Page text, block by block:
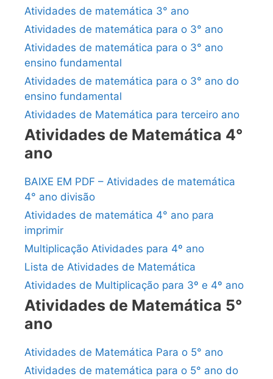
Atividades de matemática 3° ano
Atividades de matemática para o 3° ano
Atividades de matemática para o 3° ano
ensino fundamental
Atividades de matemática para o 3° ano do
ensino fundamental
Atividades de Matemática para terceiro ano
Atividades de Matemática 4°
ano
BAIXE EM PDF – Atividades de matemática
4° ano divisão
Atividades de matemática 4° ano para
imprimir
Multiplicação Atividades para 4º ano
Lista de Atividades de Matemática
Atividades de Multiplicação para 3º e 4º ano
Atividades de Matemática 5°
ano
Atividades de Matemática Para o 5° ano
Atividades de matemática para o 5° ano do